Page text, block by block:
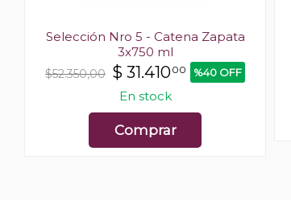
Selección Nro 5 - Catena Zapata
3x750 ml
$52.350,00 $ 31.41000 %40 OFF
En stock
Comprar